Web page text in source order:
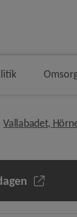
i
Vallabadet,